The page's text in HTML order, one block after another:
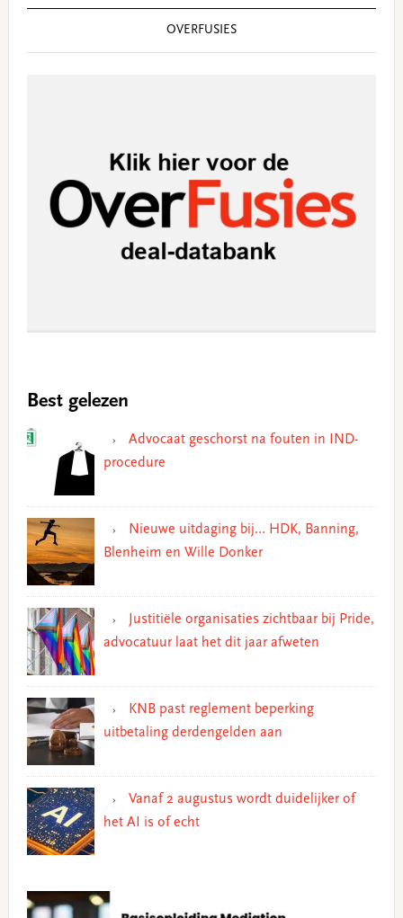
OVERFUSIES
Best gelezen
Advocaat geschorst na fouten in IND-
procedure
Nieuwe uitdaging bij… HDK, Banning,
Blenheim en Wille Donker
Justitiële organisaties zichtbaar bij Pride,
advocatuur laat het dit jaar afweten
KNB past reglement beperking
uitbetaling derdengelden aan
Vanaf 2 augustus wordt duidelijker of
het AI is of echt